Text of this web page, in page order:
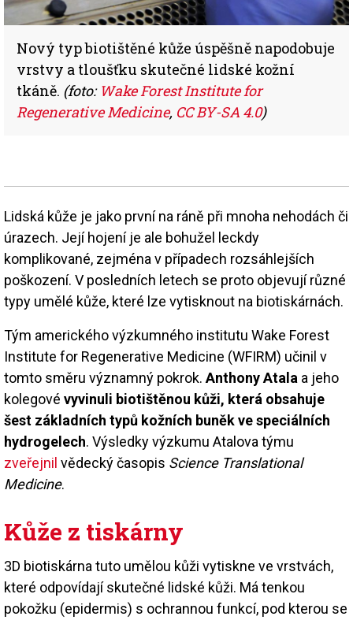
Nový typ biotištěné kůže úspěšně napodobuje
vrstvy a tloušťku skutečné lidské kožní
tkáně. (foto: Wake Forest Institute for
Regenerative Medicine, CC BY-SA 4.0)
Lidská kůže je jako první na ráně při mnoha nehodách či
úrazech. Její hojení je ale bohužel leckdy
komplikované, zejména v případech rozsáhlejších
poškození. V posledních letech se proto objevují různé
typy umělé kůže, které lze vytisknout na biotiskárnách.
Tým amerického výzkumného institutu Wake Forest
Institute for Regenerative Medicine (WFIRM) učinil v
tomto směru významný pokrok. Anthony Atala a jeho
kolegové vyvinuli biotištěnou kůži, která obsahuje
šest základních typů kožních buněk ve speciálních
hydrogelech. Výsledky výzkumu Atalova týmu
zveřejnil vědecký časopis Science Translational
Medicine.
Kůže z tiskárny
3D biotiskárna tuto umělou kůži vytiskne ve vrstvách,
které odpovídají skutečné lidské kůži. Má tenkou
pokožku (epidermis) s ochrannou funkcí, pod kterou se